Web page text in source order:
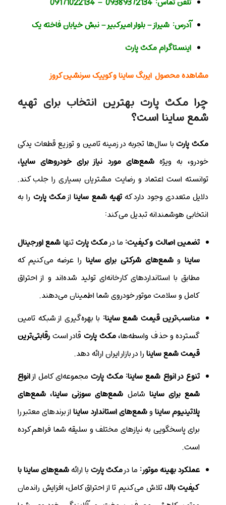
آدرس: شیراز – بلوار امیر کبیر – نبش خیابان فاخته یک
اینستاگرام مکث پارت
مشاهده محصول ایربگ ساینا و کوییک سرنشین کروز
چرا مکث پارت بهترین انتخاب برای تهیه
شمع ساینا است؟
مکث پارتبا سال‌ها تجربه در زمینه تامین و توزیع قطعات یدکی
خودرو، به ویژهشمع‌های مورد نیاز برای خودروهای سایپا،
توانسته است اعتماد و رضایت مشتریان بسیاری را جلب کند.
دلایل متعددی وجود دارد کهتهیه شمع سایناازمکث پارت را به
انتخابی هوشمندانه تبدیل می‌کند:
تضمین اصالت و کیفیت: ما درمکث پارتتنهاشمع اورجینال
سایناوشمع‌های شرکتی برای ساینا را عرضه می‌کنیم که
مطابق با استانداردهای کارخانه‌ای تولید شده‌اند و از احتراق
کامل و سلامت موتور خودروی شما اطمینان می‌دهند.
مناسب‌ترین قیمت شمع ساینا: با بهره‌گیری از شبکه تامین
گسترده و حذف واسطه‌ها،مکث پارت قادر استرقابتی‌ترین
قیمت شمع ساینارا در بازار ایران ارائه دهد.
تنوع در انواع شمع ساینا: مکث پارت مجموعه‌ای کامل ازانواع
شمع برای ساینا شامل شمع‌های سوزنی ساینا، شمع‌های
پلاتینیوم سایناوشمع‌های استاندارد ساینااز برندهای معتبر را
برای پاسخگویی به نیازهای مختلف و سلیقه شما فراهم کرده
است.
عملکرد بهینه موتور: ما درمکث پارتبا ارائهشمع‌های ساینا با
کیفیت بالا، تلاش می‌کنیم تا از احتراق کامل، افزایش راندمان